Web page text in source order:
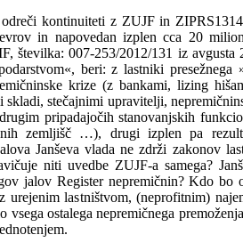
kontinuiteti z ZUJF in
in napovedan izplen cca 20
številka: 007-253/2012/131 iz avgusta
beri: z lastniki
krize (z bankami, lizing
skladi, stečajnimi upravitelji,
pripadajočih stanovanjskih
zemljišč …), drugi izplen pa
Janševa vlada ne zdrži zakonov
niti uvedbe ZUJF-a samega?
jalov Register nepremičnin? Kdo bo
urejenim lastništvom, (neprofitnim)
vsega ostalega nepremičnega